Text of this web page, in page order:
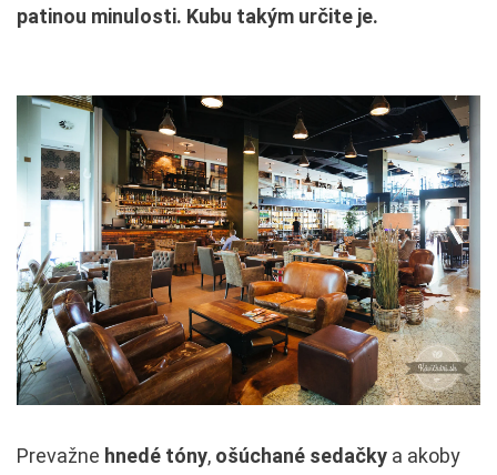
patinou minulosti. Kubu takým určite je.
Prevažne hnedé tóny, ošúchané sedačky a akoby